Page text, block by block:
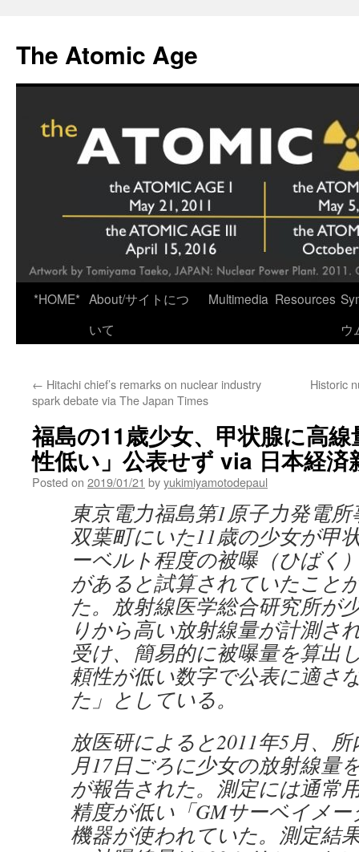
content
The Atomic Age
*HOME* About/サイトにつ
いて
Multimedia Resources
ウ
← Hitachi chief’s remarks on nuclear industry
spark debate via The Japan Times
Historic
福島の11歳少女、甲状腺に高
性低い」公表せず via 日本経済
Posted on 2019/01/21 byyukimiyamotodepaul
東京電力福島第1原子力発電
双葉町にいた11歳の少女が甲
ーベルト程度の被曝（ひばく
があると試算されていたこと
た。放射線医学総合研究所が
りから高い放射線量が計測さ
受け、簡易的に被曝量を算出
頼性が低い数字で公表に適さ
た」としている。
放医研によると2011年5月、
月17日ごろに少女の放射線量
が報告された。測定には通常
精度が低い「GMサーベイメ
機器が使われていた。測定結